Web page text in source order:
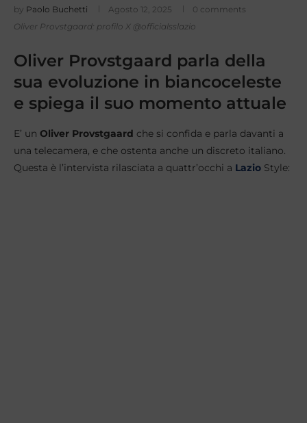
by Paolo Buchetti Agosto 12, 2025
0 comments
Oliver Provstgaard: profilo X @officialsslazio
Oliver Provstgaard parla della
sua evoluzione in biancoceleste
e spiega il suo momento attuale
E’ un Oliver Provstgaard che si confida e parla davanti a
una telecamera, e che ostenta anche un discreto italiano.
Questa è l’intervista rilasciata a quattr’occhi a Lazio Style: